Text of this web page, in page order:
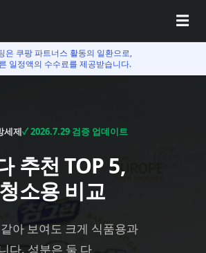
☰
은 쿠팡 파트너스 활동의 일환으로,
일정액의 수수료를 제공받습니다.
세제✓2026.7.29 검증 업데이트
추천 TOP 5,
소용 비교
아 보여도 크게 식품용과
다. 성분은 둘 다